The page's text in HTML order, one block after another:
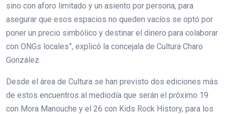
sino con aforo limitado y un asiento por persona, para
asegurar que esos espacios no queden vacíos se optó por
poner un precio simbólico y destinar el dinero para colaborar
con ONGs locales”, explicó la concejala de Cultura Charo
González.
Desde el área de Cultura se han previsto dos ediciones más
de estos encuentros al mediodía que serán el próximo 19
con Mora Manouche y el 26 con Kids Rock History, para los